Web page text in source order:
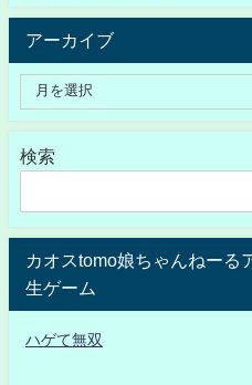
アーカイブ
検索
カオスtomo娘ちゃんねーる
生ゲーム
ハゲて無双